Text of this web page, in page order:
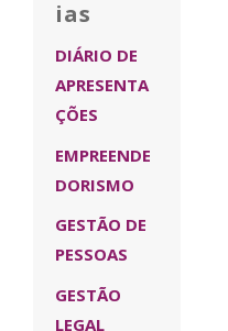
ias
DIÁRIO DE
APRESENTA
ÇÕES
EMPREENDE
DORISMO
GESTÃO DE
PESSOAS
GESTÃO
LEGAL